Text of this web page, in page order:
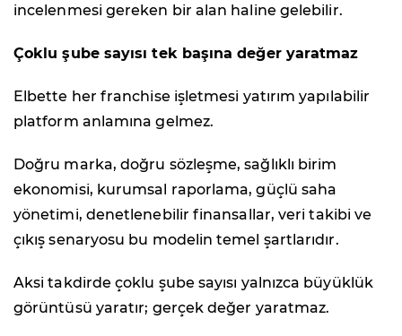
incelenmesi gereken bir alan haline gelebilir.
Çoklu şube sayısı tek başına değer yaratmaz
Elbette her franchise işletmesi yatırım yapılabilir
platform anlamına gelmez.
Doğru marka, doğru sözleşme, sağlıklı birim
ekonomisi, kurumsal raporlama, güçlü saha
yönetimi, denetlenebilir finansallar, veri takibi ve
çıkış senaryosu bu modelin temel şartlarıdır.
Aksi takdirde çoklu şube sayısı yalnızca büyüklük
görüntüsü yaratır; gerçek değer yaratmaz.